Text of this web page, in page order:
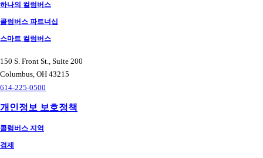
탐
색
하나의 컬럼버스
콜럼버스 파트너십
스마트 컬럼버스
150 S. Front St., Suite 200
Columbus, OH 43215
614-225-0500
개인정보 보호정책
콜럼버스 지역
경제